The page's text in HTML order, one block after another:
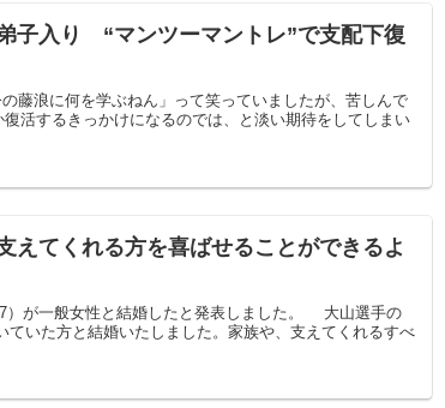
子入り “マンツーマントレ”で支配下復
藤浪に何を学ぶねん」って笑っていましたが、苦しんで
活するきっかけになるのでは、と淡い期待をしてしまい
えてくれる方を喜ばせることができるよ
）が一般女性と結婚したと発表しました。 大山選手の
ていた方と結婚いたしました。家族や、支えてくれるすべ